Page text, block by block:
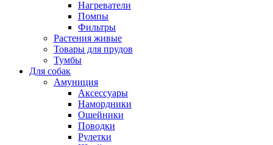
Нагреватели
Помпы
Фильтры
Растения живые
Товары для прудов
Тумбы
Для собак
Амуниция
Аксессуары
Намордники
Ошейники
Поводки
Рулетки